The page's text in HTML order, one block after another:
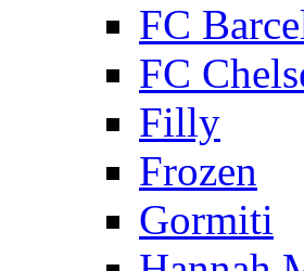
FC
FC
Filly
Frozen
Gormiti